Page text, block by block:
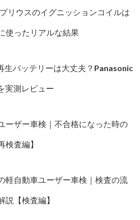
リウスのイグニッションコイルは
使ったリアルな結果
生バッテリーは大丈夫？Panasonic
実測レビュー
ーザー車検｜不合格になった時の
検査編】
軽自動車ユーザー車検｜検査の流
説【検査編】